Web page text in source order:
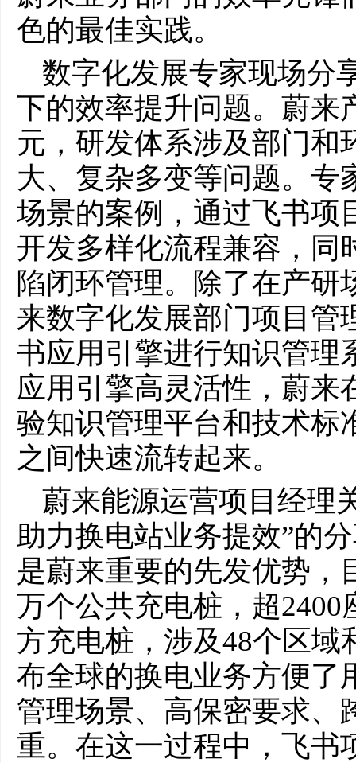
色的最佳实践。
数字化发展专家现场分
下的效率提升问题。蔚来
元，研发体系涉及部门和
大、复杂多变等问题。专
场景的案例，通过飞书项
开发多样化流程兼容，同
陷闭环管理。除了在产研
来数字化发展部门项目管
书应用引擎进行知识管理
应用引擎高灵活性，蔚来
验知识管理平台和技术标
之间快速流转起来。
蔚来能源运营项目经理
助力换电站业务提效”的
是蔚来重要的先发优势，
万个公共充电桩，超
方充电桩，涉及48个区
布全球的换电业务方便了
管理场景、高保密要求、
重。在这一过程中，飞书